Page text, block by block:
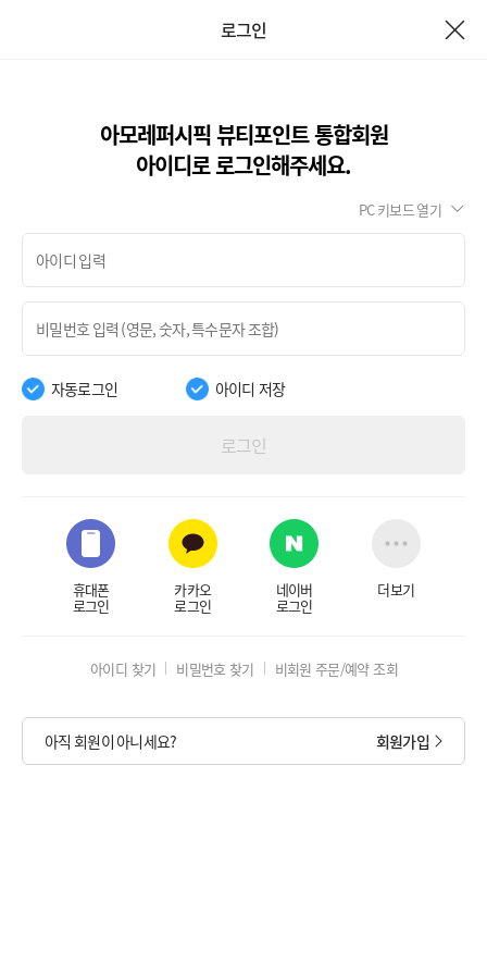
로그인
아모레퍼시픽 뷰티포인트 통합회원
아이디로 로그인해주세요.
PC 키보드 열기
자동로그인 아이디 저장
로그인
휴대폰
로그인
카카오
로그인
네이버
로그인
더보기
아이디 찾기 비밀번호 찾기 비회원 주문/예약 조회
아직 회원이 아니세요? 회원가입